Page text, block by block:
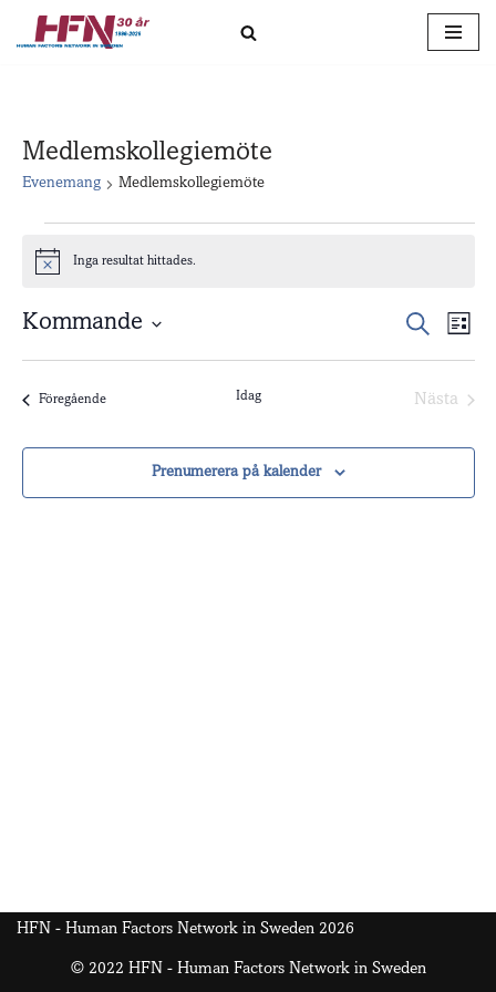
Medlemskollegiemöte
Evenemang Medlemskollegiemöte
Notis
Inga resultat hittades.
and
Views
Sök
Lista
Kommande
FöregåendeEvenemang Idag
Nästa
Prenumerera på kalender
HFN - Human Factors Network in Sweden 2026
© 2022 HFN - Human Factors Network in Sweden